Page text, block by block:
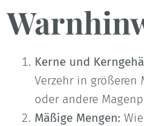
Kerne und
Verzehr in größeren
oder andere
Mäßige Mengen: